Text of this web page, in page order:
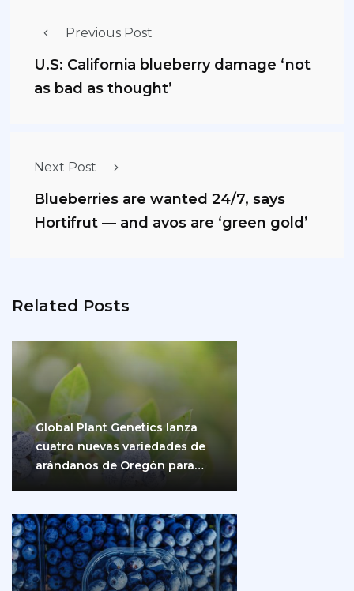
Previous Post
U.S: California blueberry damage ‘not
as bad as thought’
Next Post
Blueberries are wanted 24/7, says
Hortifrut — and avos are ‘green gold’
Related Posts
Global Plant Genetics lanza
cuatro nuevas variedades de
arándanos de Oregón para